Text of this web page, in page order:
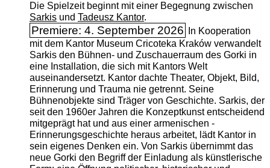
Die Spielzeit beginnt mit einer Begegnung zwischen
Sarkisund Tadeusz Kantor.
Premiere: 4. September 2026
In Kooperation
mit dem Kantor Museum Cricoteka Kraków verwandelt
Sarkis den Bühnen- und Zuschauerraum des Gorki in
eine Installation, die sich mit Kantors Welt
auseinandersetzt. Kantor dachte Theater, Objekt, Bild,
Erinnerung und Trauma nie getrennt. Seine
Bühnenobjekte sind Träger von Geschichte. Sarkis, der
seit den 1960er Jahren die Konzeptkunst entscheidend
mitgeprägt hat und aus einer armenischen ­
Erinnerungsgeschichte heraus arbeitet, lädt Kantor in
sein eigenes Denken ein. Von Sarkis übernimmt das
neue Gorki den Begriff der Einladung als künstlerische